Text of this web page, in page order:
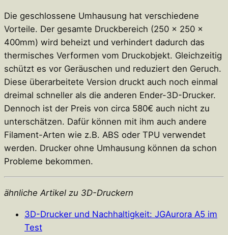
Die geschlossene Umhausung hat verschiedene
Vorteile. Der gesamte Druckbereich (250 x 250 x
400mm) wird beheizt und verhindert dadurch das
thermisches Verformen vom Druckobjekt. Gleichzeitig
schützt es vor Geräuschen und reduziert den Geruch.
Diese überarbeitete Version druckt auch noch einmal
dreimal schneller als die anderen Ender-3D-Drucker.
Dennoch ist der Preis von circa 580€ auch nicht zu
unterschätzen. Dafür können mit ihm auch andere
Filament-Arten wie z.B. ABS oder TPU verwendet
werden. Drucker ohne Umhausung können da schon
Probleme bekommen.
ähnliche Artikel zu 3D-Druckern
3D-Drucker und Nachhaltigkeit: JGAurora A5 im
Test